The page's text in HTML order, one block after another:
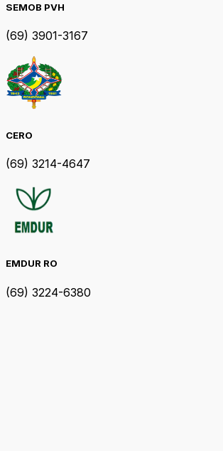
SEMOB PVH
(69) 3901-3167
CERO
(69) 3214-4647
EMDUR RO
(69) 3224-6380